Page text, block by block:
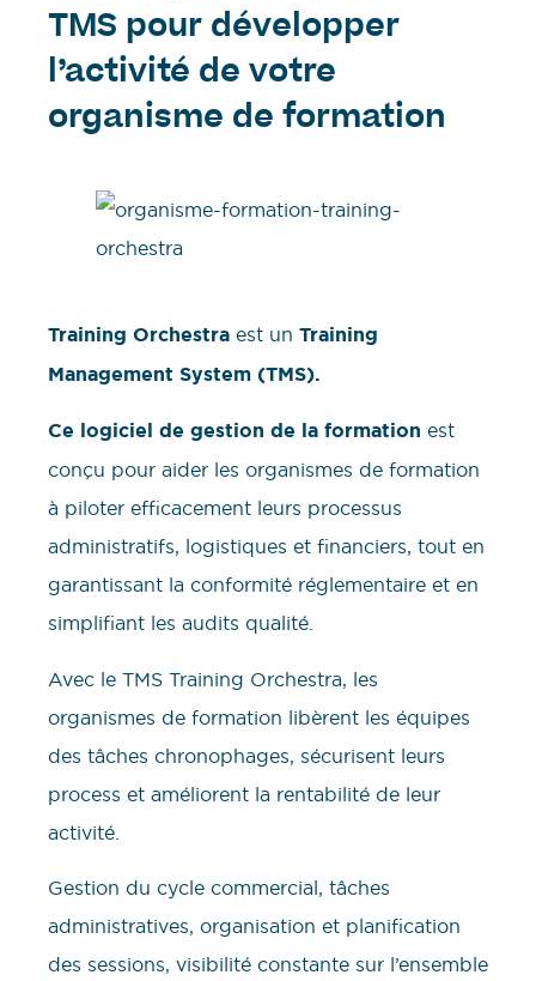
TMS pour développer
l’activité de votre
organisme de formation
Training Orchestra est un Training
Management System (TMS).
Ce logiciel de gestion de la formation est
conçu pour aider les organismes de formation
à piloter efficacement leurs processus
administratifs, logistiques et financiers, tout en
garantissant la conformité réglementaire et en
simplifiant les audits qualité.
Avec le TMS Training Orchestra, les
organismes de formation libèrent les équipes
des tâches chronophages, sécurisent leurs
process et améliorent la rentabilité de leur
activité.
Gestion du cycle commercial, tâches
administratives, organisation et planification
des sessions, visibilité constante sur l’ensemble